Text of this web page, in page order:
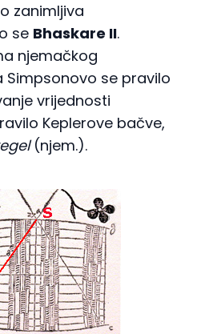
zanimljiva
se Bhaskare II.
njemačkog
se pravilo
vrijednosti
Keplerove bačve,
(njem.).